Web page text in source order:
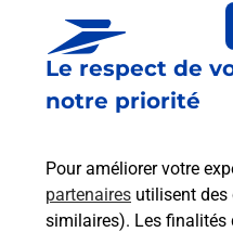
Le respect de
notre priorité
Pour améliorer votre
partenaires utilisent des
similaires). Les finalités
Boîte aux lettres
3 Rue De La Fontaine
07330 Thueyts
Le lien s'ouvre dans un nouvel